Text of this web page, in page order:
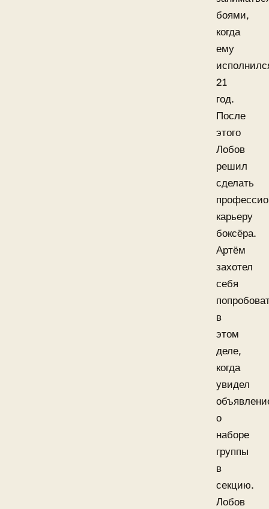
боями,
когда
ему
21
год.
После
этого
Лобов
решил
сделать
карьеру
боксёра.
Артём
захотел
себя
в
этом
деле,
когда
увидел
о
наборе
группы
в
секцию.
Лобов